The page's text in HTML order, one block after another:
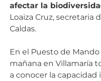
afectar la
Loaiza Cruz, secretaria
Caldas.
En el Puesto de
mañana en Villamaría
a conocer la